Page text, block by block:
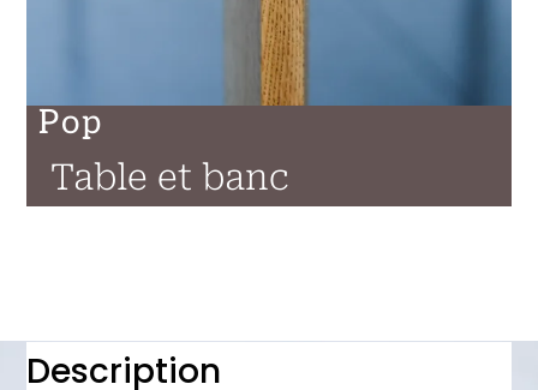
Pop
Table et banc
Description